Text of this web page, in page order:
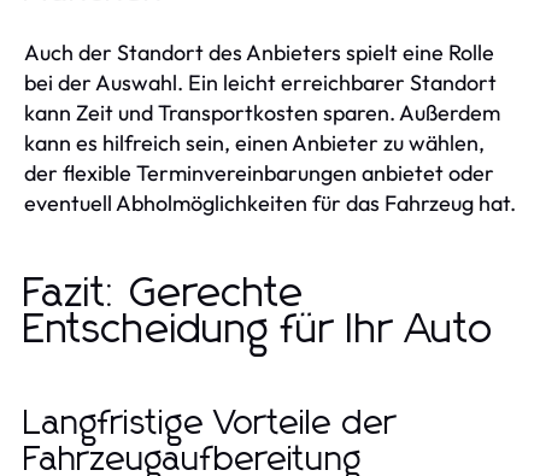
Auch der Standort des Anbieters spielt eine Rolle
bei der Auswahl. Ein leicht erreichbarer Standort
kann Zeit und Transportkosten sparen. Außerdem
kann es hilfreich sein, einen Anbieter zu wählen,
der flexible Terminvereinbarungen anbietet oder
eventuell Abholmöglichkeiten für das Fahrzeug hat.
Fazit: Gerechte
Entscheidung für Ihr Auto
Langfristige Vorteile der
Fahrzeugaufbereitung